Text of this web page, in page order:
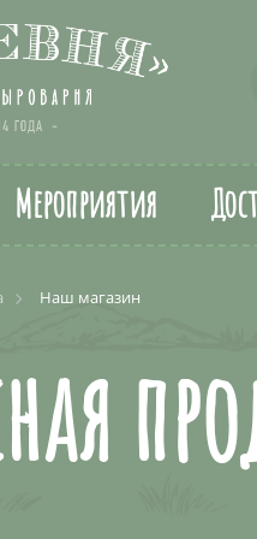
Мероприятия
Наш магазин